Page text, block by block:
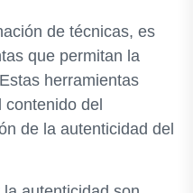
de técnicas, es
que permitan la
herramientas
del
de la autenticidad del